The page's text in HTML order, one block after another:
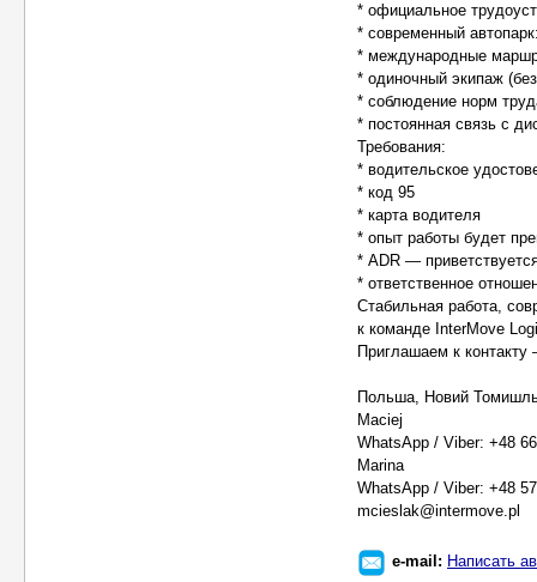
* официальное
* современный
* международные
* одиночный экипаж
* соблюдение норм
* постоянная связь с
Требования:
* водительское
* код 95
* карта водителя
* опыт работы будет
* ADR —
* ответственное
Стабильная работа,
к команде InterMove
Приглашаем к контакту
Польша, Новий
Maciej
WhatsApp / Viber: +48
Marina
WhatsApp / Viber: +48
mcieslak@intermove.pl
e-mail: Написать